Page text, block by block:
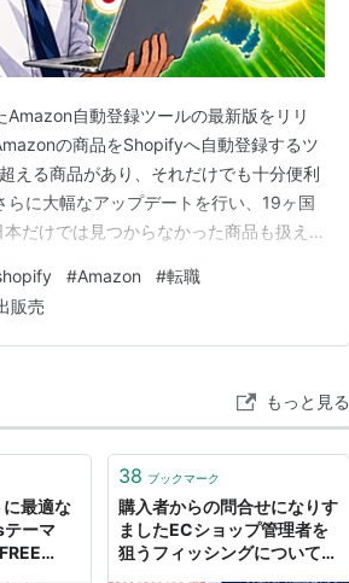
自動登録ツールの最新版をリリ
の商品をShopifyへ自動登録するツ
える商品があり、それだけでも十分便利
に大幅なアップデートを行い、19ヶ国
だけでは見つからなかった商品も扱え
自動登録・為替計算を自動処理・バリ
#Amazon #転職
販売
もっと見る
最適な
ーマ
38 ブックマーク
購入者からの問合せになりす
ましたECショップ管理者を
狙うフィッシングについてま